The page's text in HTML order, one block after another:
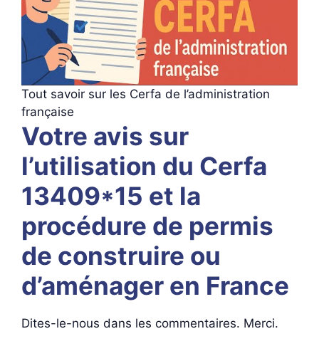
Tout savoir sur les Cerfa de l’administration
française
Votre avis sur
l’utilisation du Cerfa
13409*15 et la
procédure de permis
de construire ou
d’aménager en France
Dites-le-nous dans les commentaires. Merci.